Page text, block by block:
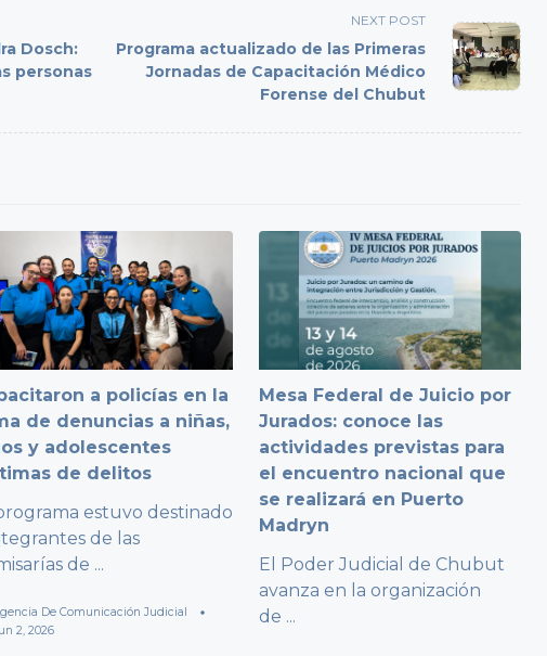
Dosch:
personas
NEXT POST
Programa actualizado de las Primeras
Jornadas de Capacitación Médico
Forense del Chubut
a policías en la
de denuncias a niñas,
y adolescentes
de delitos
estuvo destinado
de las
de ...
De Comunicación Judicial
2, 2026
Mesa Federal de Juicio por
Jurados: conoce las
actividades previstas para
el encuentro nacional que
se realizará en Puerto
Madryn
El Poder Judicial de Chubut
avanza en la organización
de ...